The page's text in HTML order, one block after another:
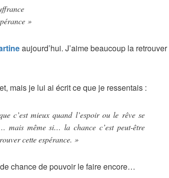
»
aujourd’hui. J’aime beaucoup la retrouver
mais je lui ai écrit ce que je ressentais :
c’est mieux quand l’espoir ou le rêve se
mais même si… la chance c’est peut-être
cette espérance. »
chance de pouvoir le faire encore…